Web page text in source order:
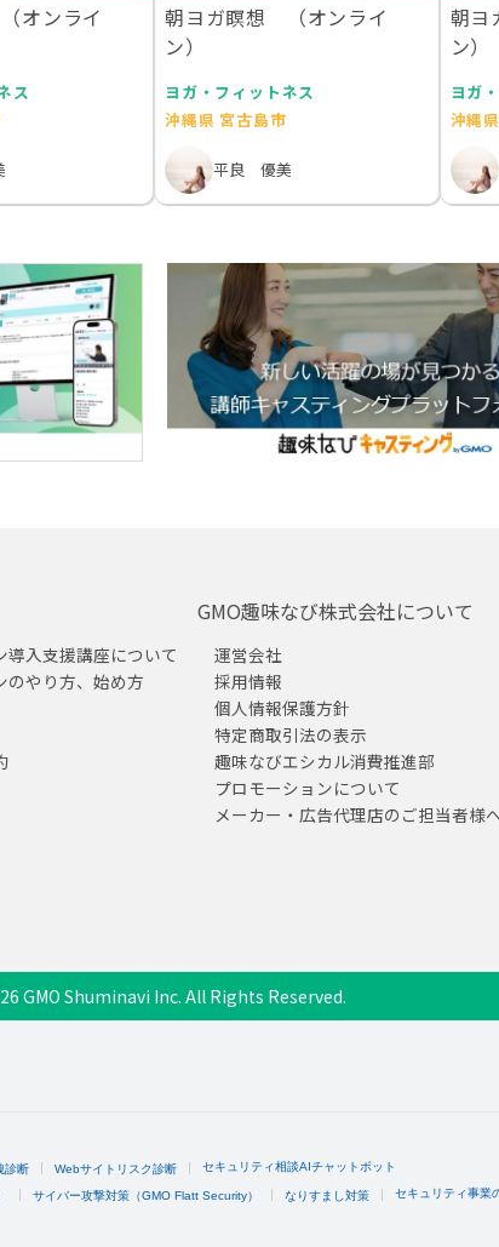
オンライ
ス
朝ヨガ瞑想 （オンライ
ン）
ヨガ・フィットネス
沖縄県 宮古島市
平良 優美
朝
ン）
ヨガ
沖縄
導入支援講座について
のやり方、始め方
GMO趣味なび株式会社について
運営会社
採用情報
個人情報保護方針
特定商取引法の表示
趣味なびエシカル消費推進部
プロモーションについて
メーカー・広告代理店のご担当者様
GMO Shuminavi Inc. All Rights Reserved.